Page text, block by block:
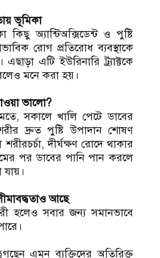
ভূমিকা
কিছু অ্যান্টিঅক্সিডেন্ট ও পুষ্টি
রোগ প্রতিরোধ ব্যবস্থাকে
এটি ইউরিনারি ট্র্যাক্টকে
মনে করা হয়।
ভালো?
সকালে খালি পেটে ডাবের
দ্রুত পুষ্টি উপাদান শোষণ
দীর্ঘক্ষণ রোদে থাকার
পর ডাবের পানি পান করলে
আছে
হলেও সবার জন্য সমানভাবে
এমন ব্যক্তিদের অতিরিক্ত